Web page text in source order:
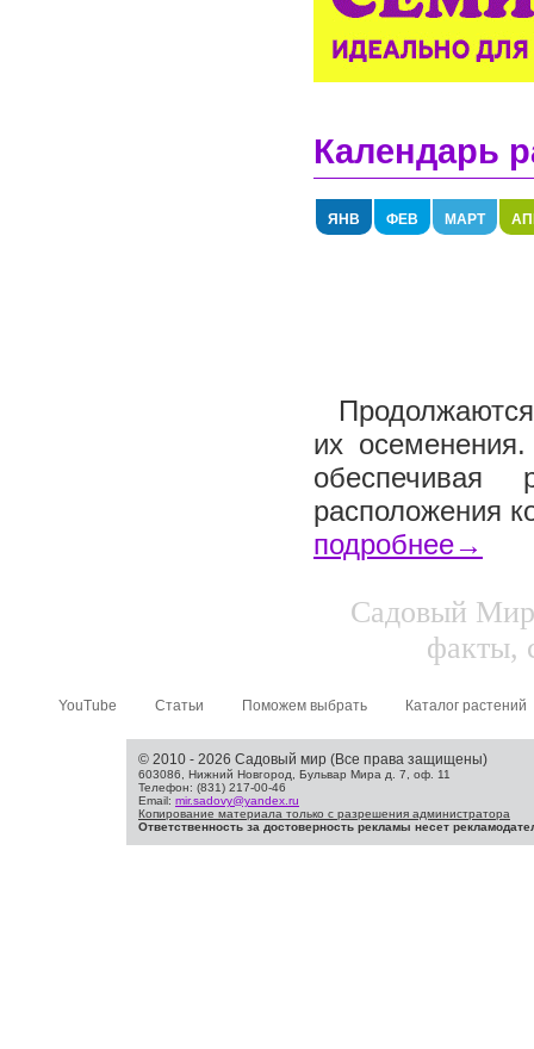
Календарь
ЯНВ ФЕВ МАРТ
их
обеспечивая
расположения
подробнее→
Садовый
факты,
YouTube Статьи Поможем выбрать Каталог растений
© 2010 - 2026 Садовый мир (Все права защищены)
603086, Нижний Новгород, Бульвар Мира д. 7, оф. 11
Телефон: (831) 217-00-46
Email: mir.sadovy@yandex.ru
Копирование материала только с разрешения администратора
Ответственность за достоверность рекламы несет